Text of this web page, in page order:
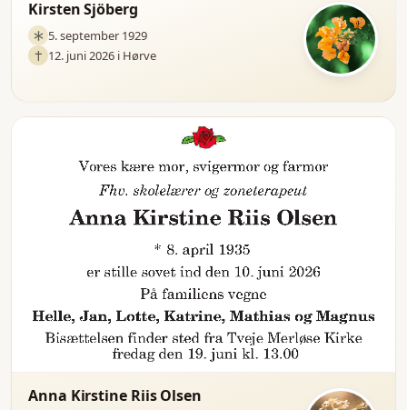
Kirsten Sjöberg
5. september 1929
12. juni 2026 i Hørve
Anna Kirstine Riis Olsen